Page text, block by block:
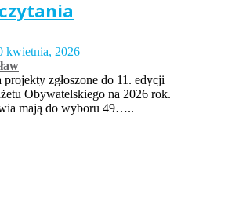
kwietnia, 2026
projekty zgłoszone do 11. edycji
Obywatelskiego na 2026 rok.
mają do wyboru 49…..